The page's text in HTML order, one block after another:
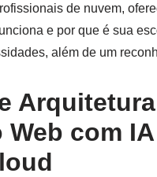
de nuvem,
e por que é sua
além de um
com